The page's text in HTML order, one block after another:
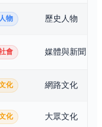
人物 歷史人物
會 媒體與新聞
化 網路文化
化 大眾文化